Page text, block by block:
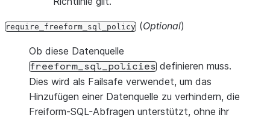
require_freeform_sql_policy (Optional)
Ob diese Datenquelle
freeform_sql_policies definieren muss.
Dies wird als Failsafe verwendet, um das
Hinzufügen einer Datenquelle zu verhindern, die
Freiform-SQL-Abfragen unterstützt, ohne ihr